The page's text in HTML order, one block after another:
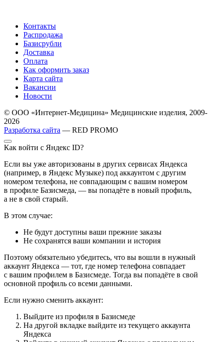
Контакты
Распродажа
Базисрубли
Доставка
Оплата
Как оформить заказ
Карта сайта
Вакансии
Новости
© ООО «Интернет-Медицина» Медицинские изделия, 2009-
2026
Разработка сайта — RED PROMO
Как войти с Яндекс ID?
Если вы уже авторизованы в других сервисах Яндекса
(например, в Яндекс Музыке) под аккаунтом с другим
номером телефона, не совпадающим с вашим номером
в профиле Базисмеда, — вы попадёте в новый профиль,
а не в свой старый.
В этом случае:
Не будут доступны ваши прежние заказы
Не сохранятся ваши компании и история
Поэтому обязательно убедитесь, что вы вошли в нужный
аккаунт Яндекса — тот, где номер телефона совпадает
с вашим профилем в Базисмеде. Тогда вы попадёте в свой
основной профиль со всеми данными.
Если нужно сменить аккаунт:
Выйдите из профиля в Базисмеде
На другой вкладке выйдите из текущего аккаунта
Яндекса